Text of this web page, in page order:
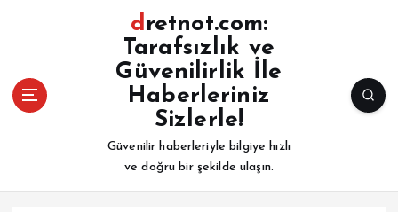
l
dretnot.com:
Tarafsızlık ve
Güvenilirlik İle
Haberleriniz
Sizlerle!
Güvenilir haberleriyle bilgiye hızlı
ve doğru bir şekilde ulaşın.